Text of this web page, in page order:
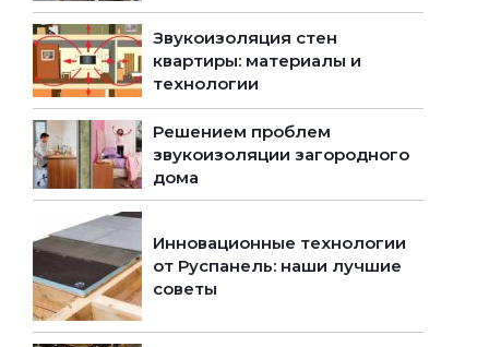
Звукоизоляция стен
квартиры: материалы и
технологии
Решением проблем
звукоизоляции загородного
дома
Инновационные технологии
от Руспанель: наши лучшие
советы